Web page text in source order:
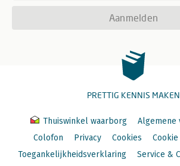
Aanmelden
PRETTIG KENNIS MAKEN
Thuiswinkel waarborg
Algemene
Colofon
Privacy Cookies
Toegankelijkheidsverklaring
Service &